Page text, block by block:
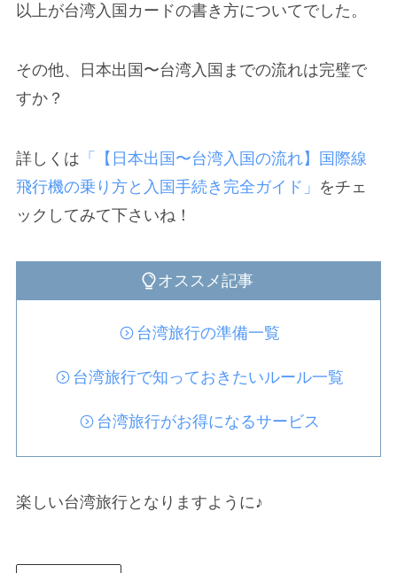
以上が台湾入国カードの書き方についてでした。
その他、日本出国〜台湾入国までの流れは完璧で
すか？
詳しくは 「【日本出国〜台湾入国の流れ】国際線
飛行機の乗り方と入国手続き完全ガイド」 をチェ
ックしてみて下さいね！
オススメ記事
台湾旅行の準備一覧
台湾旅行で知っておきたいルール一覧
台湾旅行がお得になるサービス
楽しい台湾旅行となりますように♪